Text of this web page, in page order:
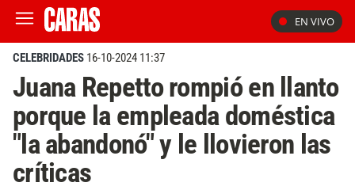
EN VIVO
CELEBRIDADES 16-10-2024 11:37
Juana Repetto rompió en llanto
porque la empleada doméstica
"la abandonó" y le llovieron las
críticas